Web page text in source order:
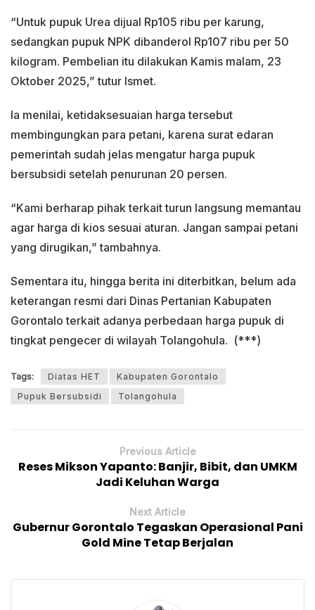
“Untuk pupuk Urea dijual Rp105 ribu per karung,
sedangkan pupuk NPK dibanderol Rp107 ribu per 50
kilogram. Pembelian itu dilakukan Kamis malam, 23
Oktober 2025,” tutur Ismet.
Ia menilai, ketidaksesuaian harga tersebut
membingungkan para petani, karena surat edaran
pemerintah sudah jelas mengatur harga pupuk
bersubsidi setelah penurunan 20 persen.
“Kami berharap pihak terkait turun langsung memantau
agar harga di kios sesuai aturan. Jangan sampai petani
yang dirugikan,” tambahnya.
Sementara itu, hingga berita ini diterbitkan, belum ada
keterangan resmi dari Dinas Pertanian Kabupaten
Gorontalo terkait adanya perbedaan harga pupuk di
tingkat pengecer di wilayah Tolangohula. (***)
Tags: Diatas HET
Kabupaten Gorontalo
Pupuk Bersubsidi
Tolangohula
Previous Article
Reses Mikson Yapanto: Banjir, Bibit, dan UMKM
Jadi Keluhan Warga
Next Article
Gubernur Gorontalo Tegaskan Operasional Pani
Gold Mine Tetap Berjalan